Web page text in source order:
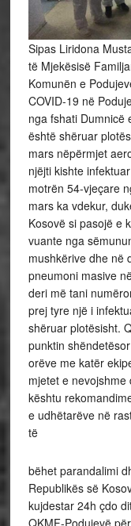
Sipas Liridona
të Mjekësisë
Komunën e
COVID-19 në
nga fshati Dumnicë
është shëruar
mars nëpërmjet
njëjti kishte
motrën 54-vjeçare
mars ka vdekur,
Kosovë si pasojë e
vuante nga
mushkërive dhe në
pneumoni masive
deri më tani
prej tyre një i
shëruar plotësisht.
punktin
orëve me katër
mjetet e
kështu
e udhëtarëve në
të
bëhet parandalimi
Republikës së
kujdestar 24h çdo